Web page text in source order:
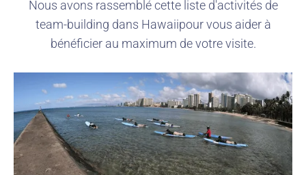
Nous avons rassemblé cette liste d'activités de
team-building dans Hawaiipour vous aider à
bénéficier au maximum de votre visite.